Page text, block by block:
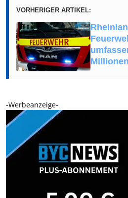
VORHERIGER ARTIKEL:
-Werbeanzeige-